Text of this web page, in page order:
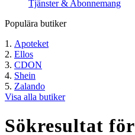
Tjänster & Abonnemang
Populära butiker
Apoteket
Ellos
CDON
Shein
Zalando
Visa alla butiker
Sökresultat för